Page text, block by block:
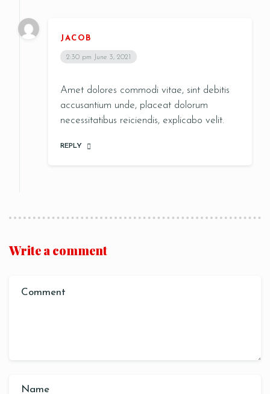
JACOB
2:30 pm June 3, 2021
Amet dolores commodi vitae, sint debitis
accusantium unde, placeat dolorum
necessitatibus reiciendis, explicabo velit.
REPLY
Write a comment